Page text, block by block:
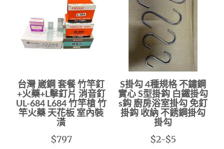
台灣 崴鋼 套餐 竹竿釘
+火藥+L擊釘片 消音釘
UL-684 L684 竹竿槍 竹
竿火藥 天花板 室內裝
潢
$797
S掛勾 4種規格 不鏽鋼
實心 S型掛鈎 白鐵掛勾
s鈎 廚房浴室掛勾 免釘
掛鈎 收納 不銹鋼掛勾
掛勾
$2-$5